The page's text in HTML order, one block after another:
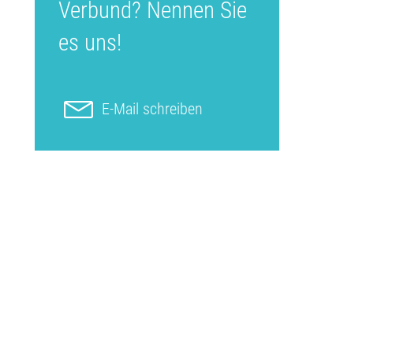
Verbund? Nennen Sie
es uns!
E-Mail schreiben